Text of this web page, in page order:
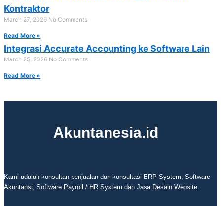
Kontraktor
March 27, 2026 No Comments
Read More »
Integrasi Accurate Accounting ke Software Lain
March 25, 2026 No Comments
Read More »
Akuntanesia.id
Kami adalah konsultan penjualan dan konsultasi ERP System, Software
Akuntansi, Software Payroll / HR System dan Jasa Desain Website.